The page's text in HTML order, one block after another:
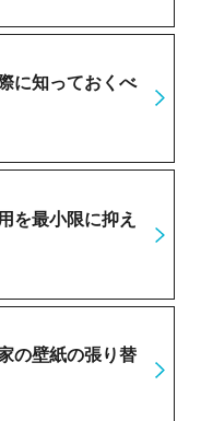
に知っておくべ
を最小限に抑え
の壁紙の張り替